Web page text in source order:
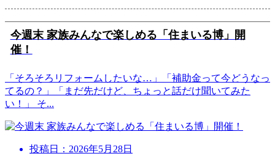
今週末 家族みんなで楽しめる「住まいる博」開
催！
「そろそろリフォームしたいな…」「補助金って今どうなっ
てるの？」「まだ先だけど、ちょっと話だけ聞いてみた
い！」 そ...
投稿日： 2026年5月28日